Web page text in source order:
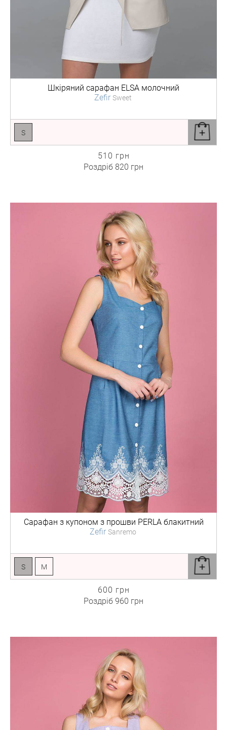
Шкіряний сарафан ELSA молочний
Zefir Sweet
S
510 грн
Роздріб 820 грн
Сарафан з купоном з прошви PERLA блакитний
Zefir Sanremo
S M
600 грн
Роздріб 960 грн